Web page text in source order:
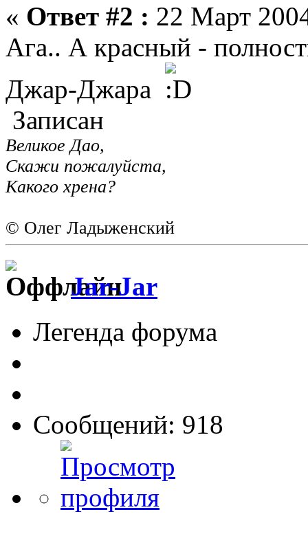
« Ответ #2 : 22 Март
Ага.. А красный -
Джар-Джара
Записан
Великое Дао,
Скажи пожалуйста,
Какого хрена?
© Олег Ладыженский
Jar-Jar
Легенда форума
Сообщений: 918